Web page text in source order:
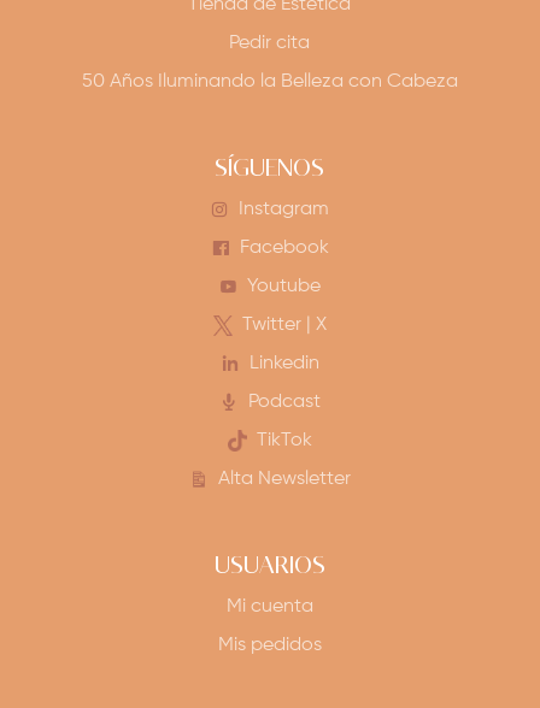
Tienda de Estética
Pedir cita
50 Años Iluminando la Belleza con Cabeza
SÍGUENOS
Instagram
Facebook
Youtube
Twitter | X
Linkedin
Podcast
TikTok
Alta Newsletter
USUARIOS
Mi cuenta
Mis pedidos